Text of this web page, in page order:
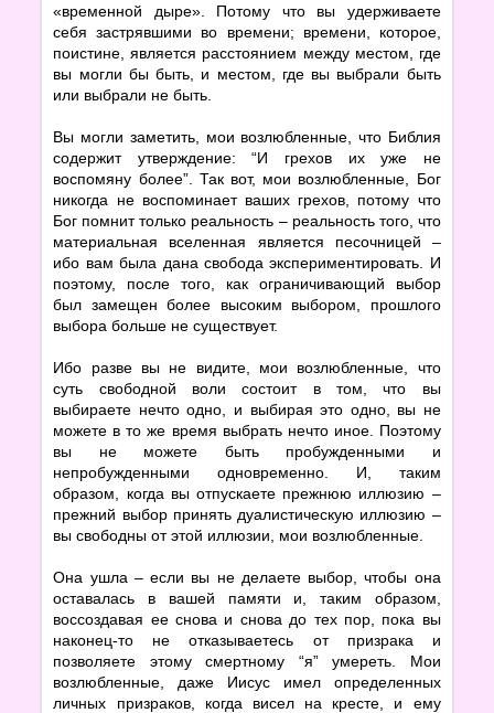
«временной дыре». Потому что вы удерживаете
себя застрявшими во времени; времени, которое,
поистине, является расстоянием между местом, где
вы могли бы быть, и местом, где вы выбрали быть
или выбрали не быть.
Вы могли заметить, мои возлюбленные, что Библия
содержит утверждение: “И грехов их уже не
воспомяну более”. Так вот, мои возлюбленные, Бог
никогда не воспоминает ваших грехов, потому что
Бог помнит только реальность – реальность того, что
материальная вселенная является песочницей –
ибо вам была дана свобода экспериментировать. И
поэтому, после того, как ограничивающий выбор
был замещен более высоким выбором, прошлого
выбора больше не существует.
Ибо разве вы не видите, мои возлюбленные, что
суть свободной воли состоит в том, что вы
выбираете нечто одно, и выбирая это одно, вы не
можете в то же время выбрать нечто иное. Поэтому
вы не можете быть пробужденными и
непробужденными одновременно. И, таким
образом, когда вы отпускаете прежнюю иллюзию –
прежний выбор принять дуалистическую иллюзию –
вы свободны от этой иллюзии, мои возлюбленные.
Она ушла – если вы не делаете выбор, чтобы она
оставалась в вашей памяти и, таким образом,
воссоздавая ее снова и снова до тех пор, пока вы
наконец-то не отказываетесь от призрака и
позволяете этому смертному “я” умереть. Мои
возлюбленные, даже Иисус имел определенных
личных призраков, когда висел на кресте, и ему